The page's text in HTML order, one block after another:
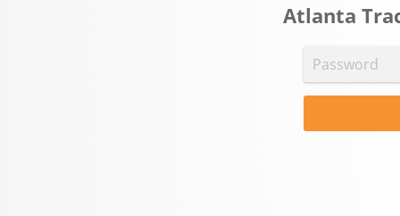
Atlanta